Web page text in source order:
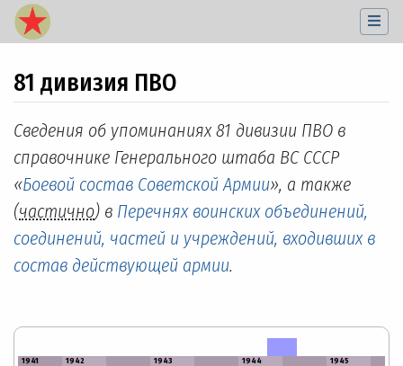
81 дивизия ПВО
Перейти к:навигация,поиск
Сведения об упоминаниях 81 дивизии ПВО в
справочнике Генерального штаба ВС СССР
«Боевой состав Советской Армии», а также
(частично) в Перечнях воинских объединений,
соединений, частей и учреждений, входивших в
состав действующей армии.
1941 1942 1943 1944 1945